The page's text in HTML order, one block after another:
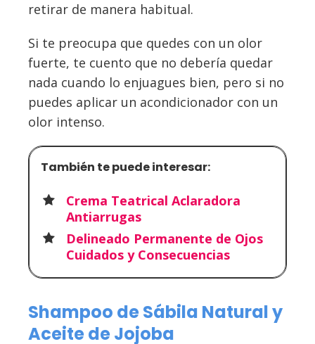
retirar de manera habitual.
Si te preocupa que quedes con un olor
fuerte, te cuento que no debería quedar
nada cuando lo enjuagues bien, pero si no
puedes aplicar un acondicionador con un
olor intenso.
También te puede interesar:
Crema Teatrical Aclaradora
Antiarrugas
Delineado Permanente de Ojos
Cuidados y Consecuencias
Shampoo de Sábila Natural y
Aceite de Jojoba